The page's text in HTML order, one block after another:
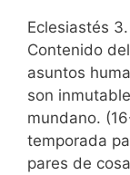
Eclesiastés
Contenido
asuntos
son
mundano.
temporada
pares de